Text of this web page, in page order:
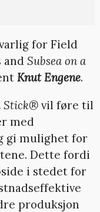
for Field
and Subsea on a
Knut Engene.
Stick®vil føre til
med
gi mulighet for
Dette fordi
i stedet for
produksjon